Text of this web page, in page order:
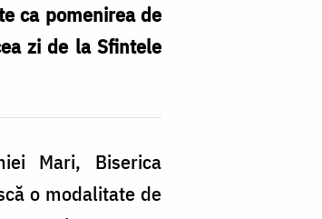
ca pomenirea de
zi de la Sfintele
Mari, Biserica
o modalitate de